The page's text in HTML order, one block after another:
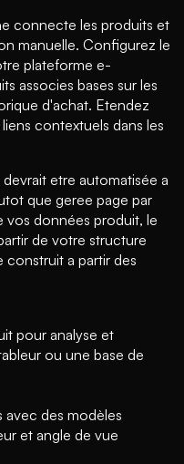
connecte les produits et
manuelle. Configurez le
plateforme e-
associes bases sur les
d'achat. Etendez
contextuels dans les
etre automatisée a
que geree page par
vos données produit, le
de votre structure
construit a partir des
pour analyse et
ou une base de
avec des modèles
et angle de vue